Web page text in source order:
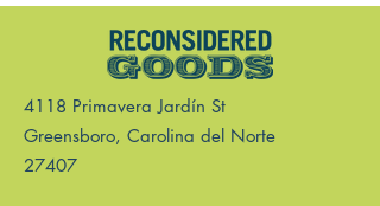
4118 Primavera Jardín St
Greensboro, Carolina del Norte
27407